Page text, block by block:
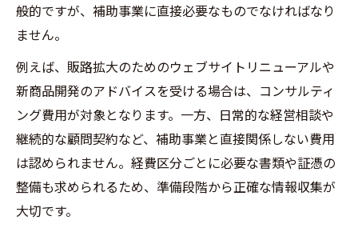
般的ですが、補助事業に直接必要なものでなければなり
ません。
例えば、販路拡大のためのウェブサイトリニューアルや
新商品開発のアドバイスを受ける場合は、コンサルティ
ング費用が対象となります。一方、日常的な経営相談や
継続的な顧問契約など、補助事業と直接関係しない費用
は認められません。経費区分ごとに必要な書類や証憑の
整備も求められるため、準備段階から正確な情報収集が
大切です。